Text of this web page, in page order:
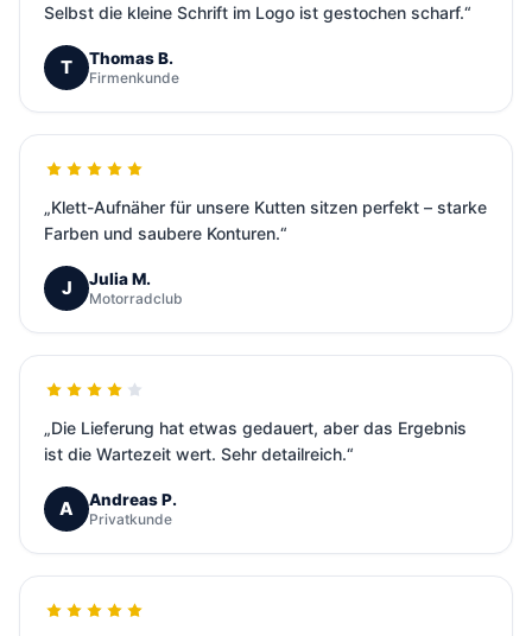
Selbst die kleine Schrift im Logo ist gestochen scharf.“
T Thomas B.
Firmenkunde
„Klett-Aufnäher für unsere Kutten sitzen perfekt – starke
Farben und saubere Konturen.“
J Julia M.
Motorradclub
„Die Lieferung hat etwas gedauert, aber das Ergebnis
ist die Wartezeit wert. Sehr detailreich.“
A Andreas P.
Privatkunde